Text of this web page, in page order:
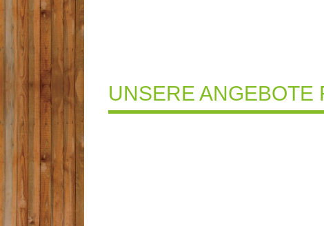
UNSERE ANGEBOTE